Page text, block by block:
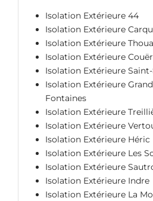
Isolation Extérieure 44
Isolation Extérieure
Isolation Extérieure
Isolation Extérieure
Isolation Extérieure
Isolation Extérieure
Fontaines
Isolation Extérieure
Isolation Extérieure
Isolation Extérieure Héric
Isolation Extérieure Les
Isolation Extérieure
Isolation Extérieure Indre
Isolation Extérieure La